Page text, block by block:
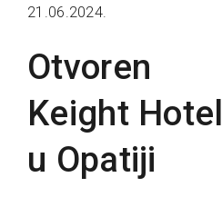
Otvoren
Keight Hotel
u Opatiji
21.06.2024.